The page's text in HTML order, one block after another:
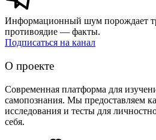
Информационный шум порождает
противоядие — факты.
Подписаться на канал
О проекте
Современная платформа для
самопознания. Мы предоставляем
исследования и тесты для
себя.